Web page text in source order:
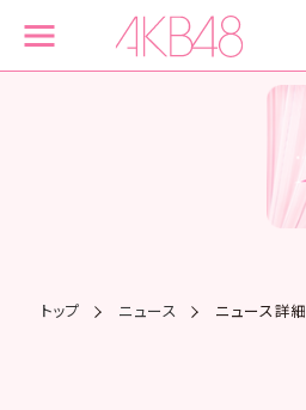
トップ ニュース ニュース詳細